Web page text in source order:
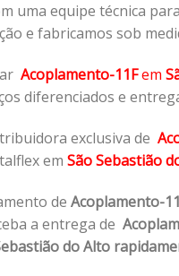
uma equipe técnica
e fabricamos sob
Acoplamento-11Fem
diferenciados e
exclusiva de
em São Sebastião
de Acoplamento-
a entrega de
do Alto